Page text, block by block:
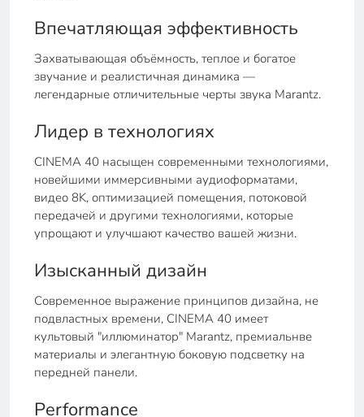
Впечатляющая эффективность
Захватывающая объёмность, теплое и богатое
звучание и реалистичная динамика —
легендарные отличительные черты звука Marantz.
Лидер в технологиях
CINEMA 40 насыщен современными технологиями,
новейшими иммерсивными аудиоформатами,
видео 8K, оптимизацией помещения, потоковой
передачей и другими технологиями, которые
упрощают и улучшают качество вашей жизни.
Изысканный дизайн
Современное выражение принципов дизайна, не
подвластных времени, CINEMA 40 имеет
культовый "иллюминатор" Marantz, премиальнве
материалы и элегантную боковую подсветку на
передней панели.
Performance